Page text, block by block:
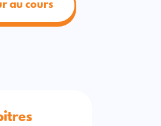
au cours